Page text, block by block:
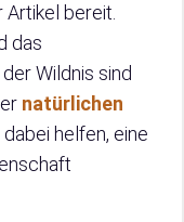
bereit.
das
Wildnis sind
natürlichen
dabei helfen, eine